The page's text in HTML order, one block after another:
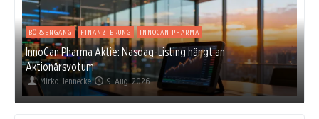
BÖRSENGANG FINANZIERUNG INNOCAN PHARMA
InnoCan Pharma Aktie: Nasdaq-Listing hängt an
Aktionärsvotum
Mirko Hennecke 9. Aug. 2026